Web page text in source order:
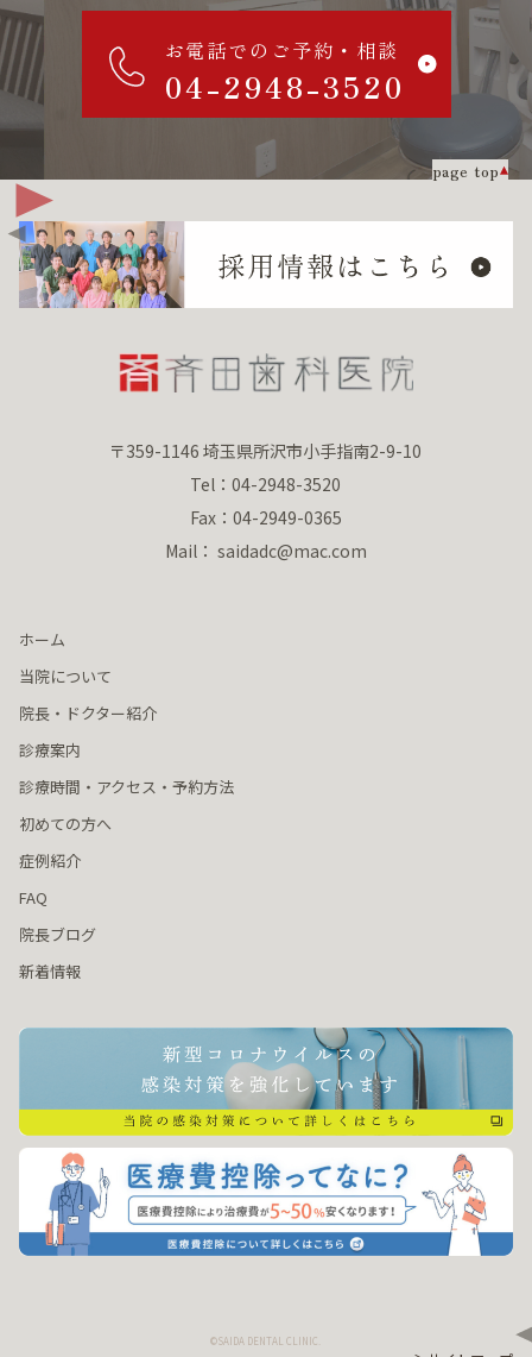
お電話でのご予約・相談
04-2948-3520
page top
〒359-1146 埼玉県所沢市小手指南2-9-10
Tel：04-2948-3520
Fax：04-2949-0365
Mail： saidadc@mac.com
©SAIDA DENTAL CLINIC.
ホーム
当院について
院長・ドクター紹介
診療案内
診療時間・アクセス・予約方法
初めての方へ
症例紹介
FAQ
院長ブログ
新着情報